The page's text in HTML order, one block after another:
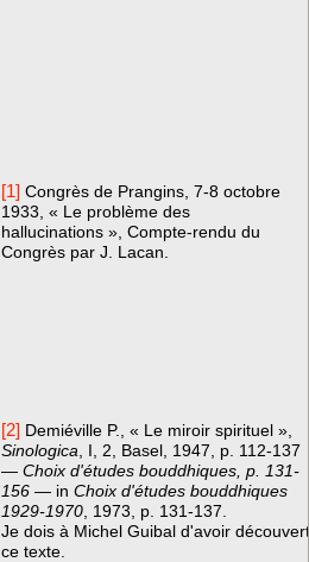
[1] Congrès de Prangins, 7-8 octobre
1933, « Le problème des
hallucinations », Compte-rendu du
Congrès par J. Lacan.
[2] Demiéville P., « Le miroir spirituel »,
Sinologica , I, 2, Basel, 1947, p. 112-137
— Choix d'études bouddhiques, p. 131-
156 — in Choix d'études bouddhiques
1929-1970 , 1973, p. 131-137.
Je dois à Michel Guibal d'avoir découvert
ce texte.